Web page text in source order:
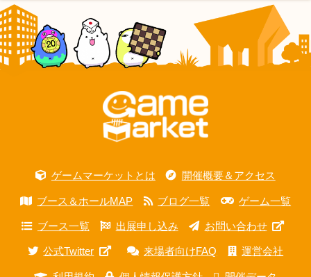
ゲームマーケットとは 開催概要＆アクセス
ブース＆ホールMAP ブログ一覧 ゲーム一覧
ブース一覧 出展申し込み お問い合わせ
公式Twitter 来場者向けFAQ 運営会社